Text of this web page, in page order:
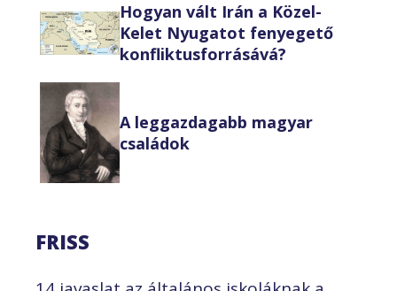
Hogyan vált Irán a Közel-
Kelet Nyugatot fenyegető
konfliktusforrásává?
A leggazdagabb magyar
családok
FRISS